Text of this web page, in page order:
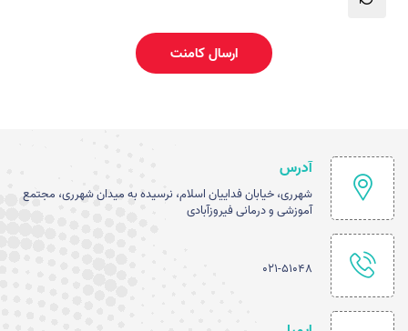
ارسال کامنت
آدرس
شهرری، خیابان فداییان اسلام، نرسیده به میدان شهرری، مجتمع
آموزشی و درمانی فیروزآبادی
021-51048